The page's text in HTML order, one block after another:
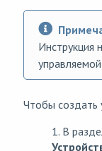
Инструкция
Чтобы создать
1. В